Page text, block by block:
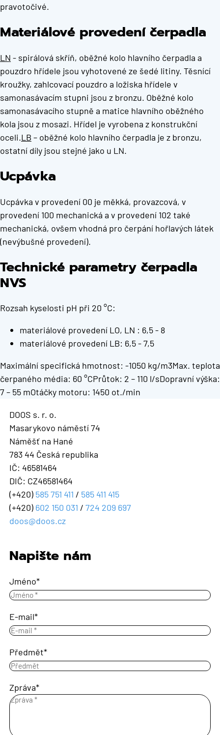
pravotočivé.
Materiálové provedení čerpadla
LN - spirálová skříň, oběžné kolo hlavního čerpadla a
pouzdro hřídele jsou vyhotovené ze šedé litiny. Těsnící
kroužky, zahlcovací pouzdro a ložiska hřídele v
samonasávacím stupni jsou z bronzu. Oběžné kolo
samonasávacího stupně a matice hlavního oběžného
kola jsou z mosazi. Hřídel je vyrobena z konstrukční
oceli.LB – oběžné kolo hlavního čerpadla je z bronzu,
ostatní díly jsou stejné jako u LN.
Ucpávka
Ucpávka v provedení 00 je měkká, provazcová, v
provedení 100 mechanická a v provedení 102 také
mechanická, ovšem vhodná pro čerpání hořlavých látek
(nevýbušné provedení).
Technické parametry čerpadla
NVS
Rozsah kyselosti pH při 20 °C:
materiálové provedení LO, LN : 6,5 - 8
materiálové provedení LB: 6,5 - 7,5
Maximální specifická hmotnost: -1050 kg/m3Max. teplota
čerpaného média: 60 °CPrůtok: 2 – 110 l/sDopravní výška:
7 – 55 mOtáčky motoru: 1450 ot./min
DOOS s. r. o.
Masarykovo náměstí 74
Náměšť na Hané
783 44 Česká republika
IČ: 46581464
DIČ: CZ46581464
(+420) 585 751 411 / 585 411 415
(+420) 602 150 031 / 724 209 697
doos@doos.cz
Napište nám
Jméno
E-mail
Předmět
Zpráva